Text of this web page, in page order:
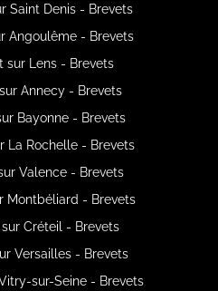
Saint Denis - Brevets
Angoulême - Brevets
sur Lens - Brevets
Annecy - Brevets
Bayonne - Brevets
La Rochelle - Brevets
Valence - Brevets
Montbéliard - Brevets
Créteil - Brevets
Versailles - Brevets
sur-Seine - Brevets